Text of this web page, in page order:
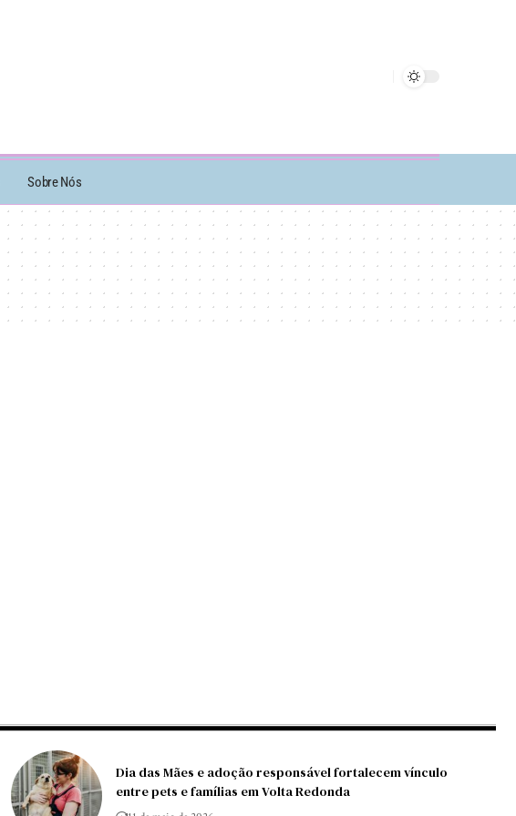
Sobre Nós
Dia das Mães e adoção responsável fortalecem vínculo
entre pets e famílias em Volta Redonda